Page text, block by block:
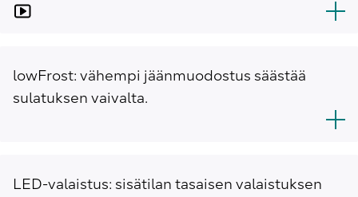
lowFrost: vähempi jäänmuodostus säästää
sulatuksen vaivalta.
LED-valaistus: sisätilan tasaisen valaistuksen